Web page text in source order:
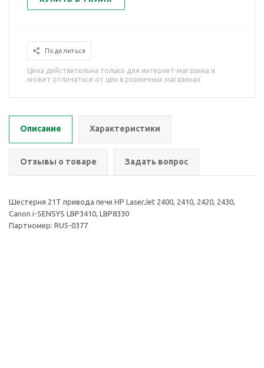
Поделиться
Цена действительна только для интернет-магазина и
может отличаться от цен в розничных магазинах
Описание Характеристики
Отзывы о товаре Задать вопрос
Шестерня 21T привода печи HP LaserJet 2400, 2410, 2420, 2430,
Canon i-SENSYS LBP3410, LBP8330
Партномер: RU5-0377